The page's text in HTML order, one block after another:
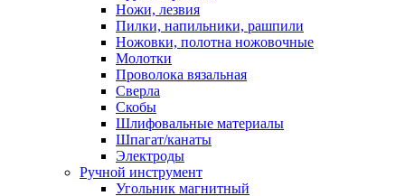
Ножи, лезвия
Пилки, напильники, рашпили
Ножовки, полотна ножовочные
Молотки
Проволока вязальная
Сверла
Скобы
Шлифовальные материалы
Шпагат/канаты
Электроды
Ручной инструмент
Угольник магнитный